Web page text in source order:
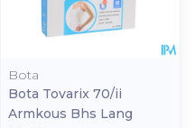
Bota
Bota Tovarix 70/ii
Armkous Bhs Lang